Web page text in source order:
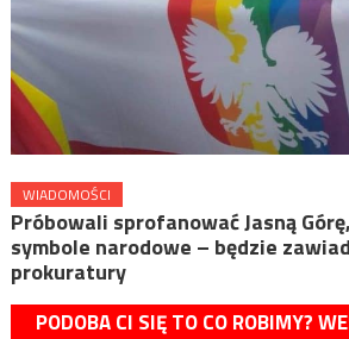
WIADOMOŚCI
Próbowali sprofanować Jasną
symbole narodowe – będzie
prokuratury
PODOBA CI SIĘ TO CO ROBIMY?